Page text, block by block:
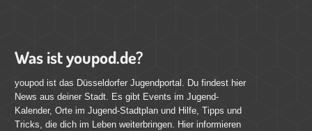
Was ist youpod.de?
youpod ist das Düsseldorfer Jugendportal. Du findest hier
News aus deiner Stadt. Es gibt Events im Jugend-
Kalender, Orte im Jugend-Stadtplan und Hilfe, Tipps und
Tricks, die dich im Leben weiterbringen. Hier informieren